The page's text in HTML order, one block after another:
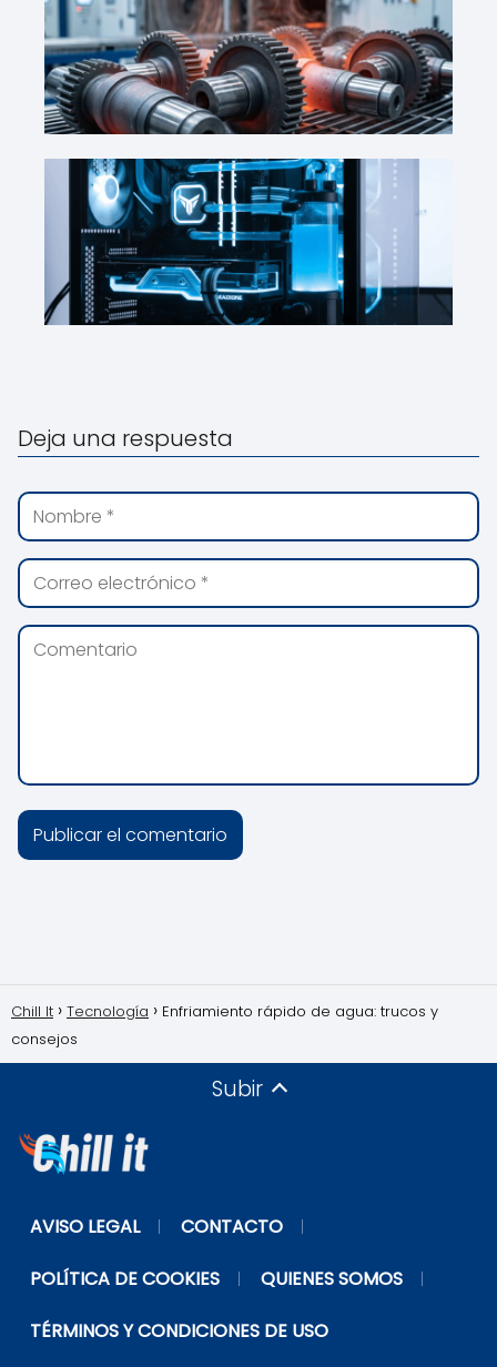
Deja una respuesta
Chill It Tecnología
Enfriamiento rápido de agua: trucos y
consejos
Subir
AVISO LEGAL CONTACTO
POLÍTICA DE COOKIES QUIENES SOMOS
TÉRMINOS Y CONDICIONES DE USO